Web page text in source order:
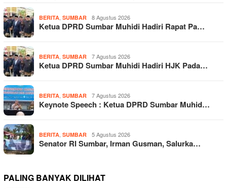
BERITA SUMBAR 8 Agustus 2026
Ketua DPRD Sumbar Muhidi Hadiri Rapat Pa…
BERITA SUMBAR 7 Agustus 2026
Ketua DPRD Sumbar Muhidi Hadiri HJK Pada…
BERITA SUMBAR 7 Agustus 2026
Keynote Speech : Ketua DPRD Sumbar Muhid…
BERITA SUMBAR 5 Agustus 2026
Senator RI Sumbar, Irman Gusman, Salurka…
PALING BANYAK DILIHAT